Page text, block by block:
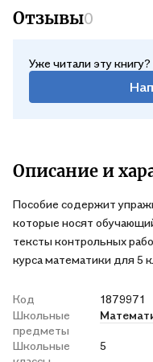
Отзывы0
Уже читали эту
Описание и
Пособие содержит
которые носят
тексты контрольных
курса математики для 5
Код
1879971
Школьные
предметы
Школьные
5